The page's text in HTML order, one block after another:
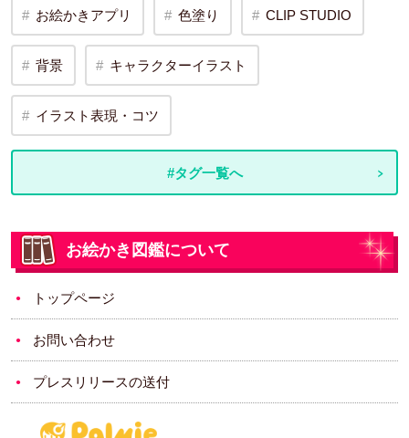
お絵かきアプリ 色塗り CLIP STUDIO
背景 キャラクターイラスト
イラスト表現・コツ
#タグ一覧へ
お絵かき図鑑について
トップページ
お問い合わせ
プレスリリースの送付